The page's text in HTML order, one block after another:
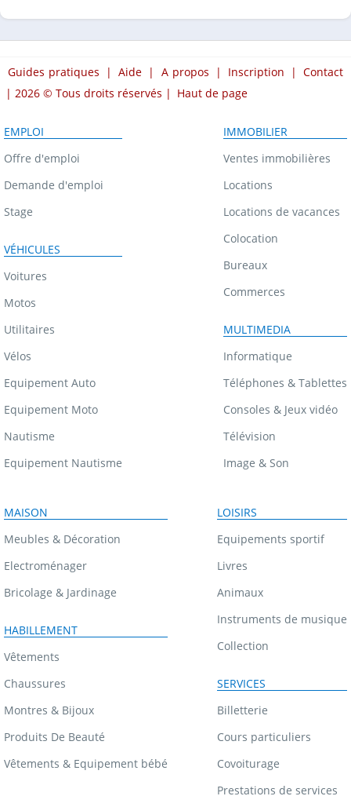
Guides pratiques | Aide | A propos | Inscription | Contact
| 2026 © Tous droits réservés | Haut de page
EMPLOI
Offre d'emploi
Demande d'emploi
Stage
VÉHICULES
Voitures
Motos
Utilitaires
Vélos
Equipement Auto
Equipement Moto
Nautisme
Equipement Nautisme
IMMOBILIER
Ventes immobilières
Locations
Locations de vacances
Colocation
Bureaux
Commerces
MULTIMEDIA
Informatique
Téléphones & Tablettes
Consoles & Jeux vidéo
Télévision
Image & Son
MAISON
Meubles & Décoration
Electroménager
Bricolage & Jardinage
HABILLEMENT
Vêtements
Chaussures
Montres & Bijoux
Produits De Beauté
Vêtements & Equipement bébé
LOISIRS
Equipements sportif
Livres
Animaux
Instruments de musique
Collection
SERVICES
Billetterie
Cours particuliers
Covoiturage
Prestations de services